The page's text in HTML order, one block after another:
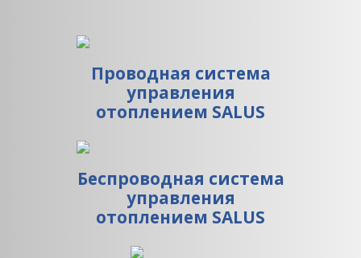
Проводная система
управления
отоплением SALUS
Беспроводная система
управления
отоплением SALUS